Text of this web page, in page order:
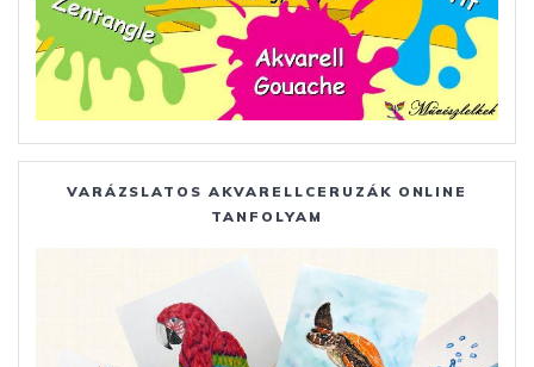
VARÁZSLATOS AKVARELLCERUZÁK ONLINE
TANFOLYAM